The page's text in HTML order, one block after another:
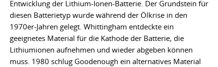
Entwicklung der Lithium-Ionen-Batterie. Der Grundstein für
diesen Batterietyp wurde während der Ölkrise in den
1970er-Jahren gelegt. Whittingham entdeckte ein
geeignetes Material für die Kathode der Batterie, die
Lithiumionen aufnehmen und wieder abgeben können
muss. 1980 schlug Goodenough ein alternatives Material